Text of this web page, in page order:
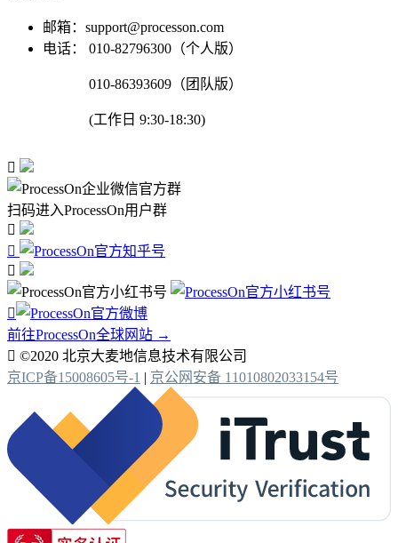
邮箱：support@processon.com
电话：
010-82796300（个人版）
010-86393609（团队版）
(工作日 9:30-18:30)

扫码进入ProcessOn用户群




前往ProcessOn全球网站 →
 ©2020 北京大麦地信息技术有限公司
京ICP备15008605号-1 | 京公网安备 11010802033154号